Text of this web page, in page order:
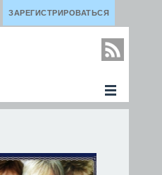
ЗАРЕГИСТРИРОВАТЬСЯ